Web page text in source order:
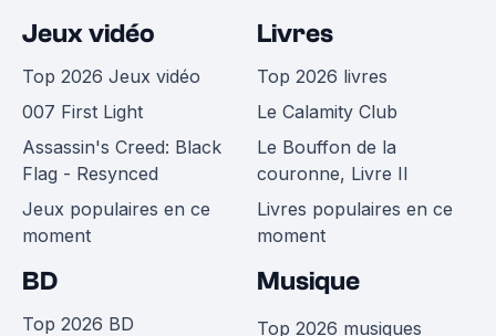
Jeux vidéo
Top 2026 Jeux vidéo
007 First Light
Assassin's Creed: Black
Flag - Resynced
Jeux populaires en ce
moment
Livres
Top 2026 livres
Le Calamity Club
Le Bouffon de la
couronne, Livre II
Livres populaires en ce
moment
BD
Top 2026 BD
Musique
Top 2026 musiques